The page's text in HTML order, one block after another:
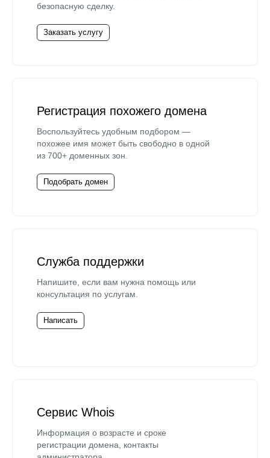
безопасную сделку.
Заказать услугу
Регистрация похожего домена
Воспользуйтесь удобным подбором —
похожее имя может быть свободно в одной
из 700+ доменных зон.
Подобрать домен
Служба поддержки
Напишите, если вам нужна помощь или
консультация по услугам.
Написать
Сервис Whois
Информация о возрасте и сроке
регистрации домена, контакты